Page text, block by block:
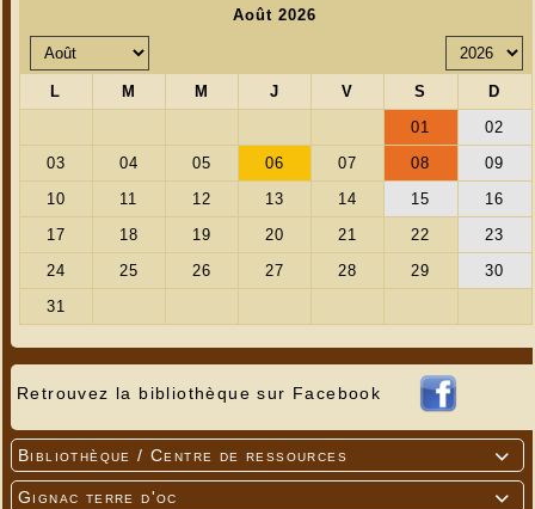
Retrouvez la bibliothèque sur Facebook

Bibliothèque / Centre de ressources

Gignac terre d'oc